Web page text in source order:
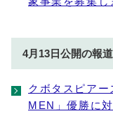
4月13日公開の報
クボタスピア
MEN」優勝に